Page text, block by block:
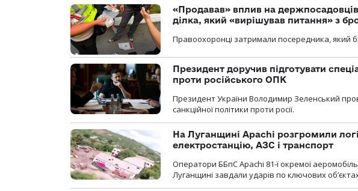
«Продавав» вплив на
ділка, який «вирішував питання» з
Правоохоронці затримали посередника, який
Президент доручив підготувати
проти російського ОПК
Президент України Володимир Зеленський
санкційної політики проти росії.
На Луганщині Apachi розгромили
електростанцію, АЗС і транспорт
Оператори ББпС Apachi 81-ї окремої
Луганщині завдали ударів по ключових об’єктах